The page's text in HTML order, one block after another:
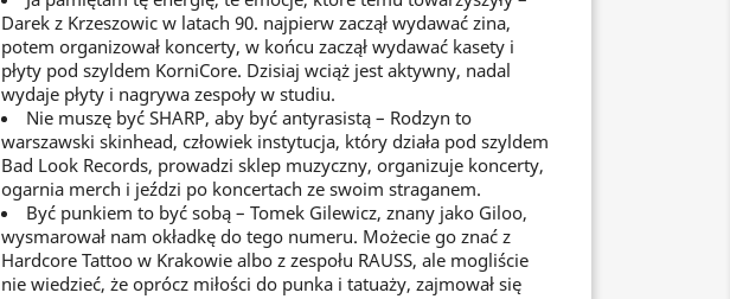
Darek z Krzeszowic w latach 90. najpierw zaczął wydawać zina,
potem organizował koncerty, w końcu zaczął wydawać kasety i
płyty pod szyldem KorniCore. Dzisiaj wciąż jest aktywny, nadal
wydaje płyty i nagrywa zespoły w studiu.
Nie muszę być SHARP, aby być antyrasistą – Rodzyn to
warszawski skinhead, człowiek instytucja, który działa pod szyldem
Bad Look Records, prowadzi sklep muzyczny, organizuje koncerty,
ogarnia merch i jeździ po koncertach ze swoim straganem.
Być punkiem to być sobą – Tomek Gilewicz, znany jako Giloo,
wysmarował nam okładkę do tego numeru. Możecie go znać z
Hardcore Tattoo w Krakowie albo z zespołu RAUSS, ale mogliście
nie wiedzieć, że oprócz miłości do punka i tatuaży, zajmował się